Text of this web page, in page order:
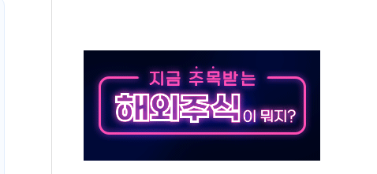
시 개입...4월 말 '56조원' 사상 최대
, 스타트업 지원 프로그램 성료
의' 차가원 대표 구속 송치